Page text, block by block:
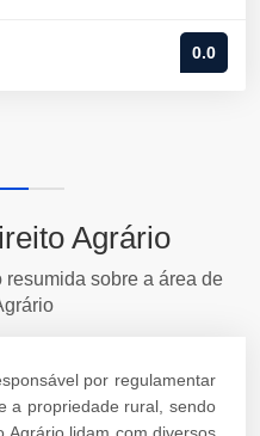
0.0
Agrário
sobre a área de
por regulamentar
a propriedade rural, sendo